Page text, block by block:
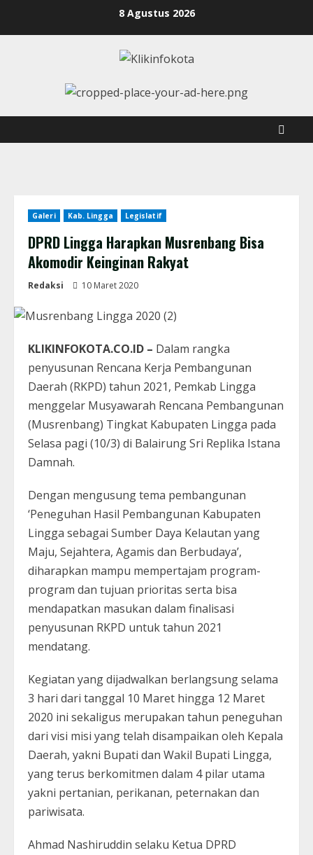
8 Agustus 2026
Galeri Kab. Lingga Legislatif
DPRD Lingga Harapkan Musrenbang Bisa
Akomodir Keinginan Rakyat
Redaksi 10 Maret 2020
KLIKINFOKOTA.CO.ID – Dalam rangka
penyusunan Rencana Kerja Pembangunan
Daerah (RKPD) tahun 2021, Pemkab Lingga
menggelar Musyawarah Rencana Pembangunan
(Musrenbang) Tingkat Kabupaten Lingga pada
Selasa pagi (10/3) di Balairung Sri Replika Istana
Damnah.
Dengan mengusung tema pembangunan
‘Peneguhan Hasil Pembangunan Kabupaten
Lingga sebagai Sumber Daya Kelautan yang
Maju, Sejahtera, Agamis dan Berbudaya’,
diharapkan mampu mempertajam program-
program dan tujuan prioritas serta bisa
mendapatkan masukan dalam finalisasi
penyusunan RKPD untuk tahun 2021
mendatang.
Kegiatan yang dijadwalkan berlangsung selama
3 hari dari tanggal 10 Maret hingga 12 Maret
2020 ini sekaligus merupakan tahun peneguhan
dari visi misi yang telah disampaikan oleh Kepala
Daerah, yakni Bupati dan Wakil Bupati Lingga,
yang terus berkomitmen dalam 4 pilar utama
yakni pertanian, perikanan, peternakan dan
pariwisata.
Ahmad Nashiruddin selaku Ketua DPRD